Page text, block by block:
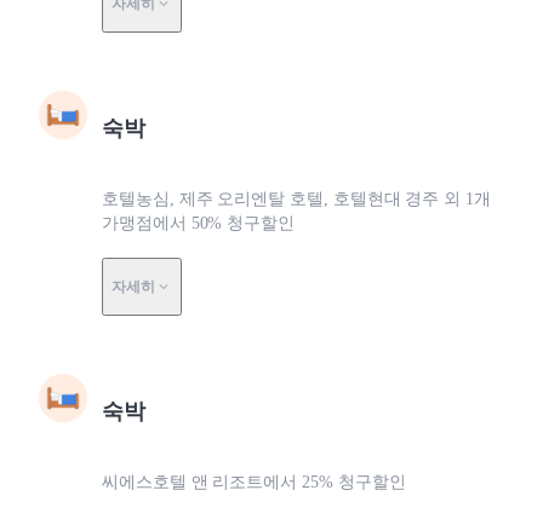
자세히
숙박
호텔농심, 제주 오리엔탈 호텔, 호텔현대 경주 외 1개
가맹점에서 50% 청구할인
자세히
숙박
씨에스호텔 앤 리조트에서 25% 청구할인